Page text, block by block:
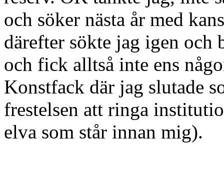
och söker nästa år med
därefter sökte jag igen
och fick alltså inte ens
Konstfack där jag slutade
frestelsen att ringa
elva som står innan mig).